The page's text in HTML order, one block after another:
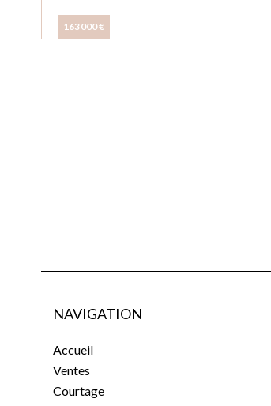
163 000 €
NAVIGATION
Accueil
Ventes
Courtage